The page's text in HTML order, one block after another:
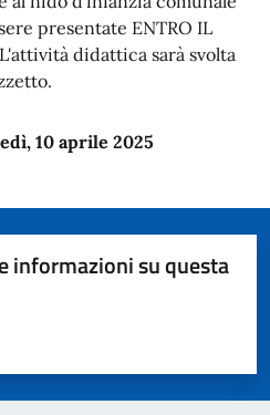
presentate ENTRO IL
didattica sarà svolta
10 aprile 2025
informazioni su questa
su 5
5